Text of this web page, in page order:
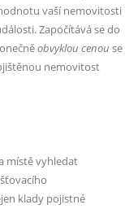
vaší nemovitosti
Započítává se do
obvyklou cenou se
nemovitost
místě vyhledat
klady pojistné